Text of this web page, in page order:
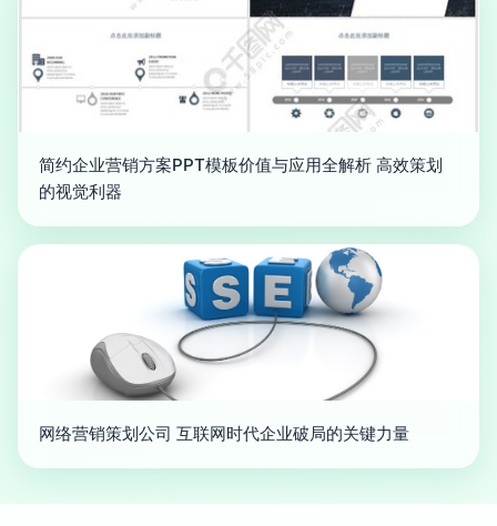
简约企业营销方案PPT模板价值与应用全解析 高效策划
的视觉利器
网络营销策划公司 互联网时代企业破局的关键力量